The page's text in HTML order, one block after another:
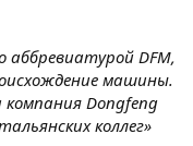
аббревиатурой DFM,
машины.
Dongfeng
коллег»